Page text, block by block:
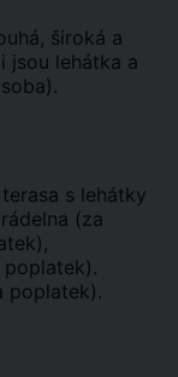
široká a
jsou lehátka a
s lehátky
(za
poplatek).